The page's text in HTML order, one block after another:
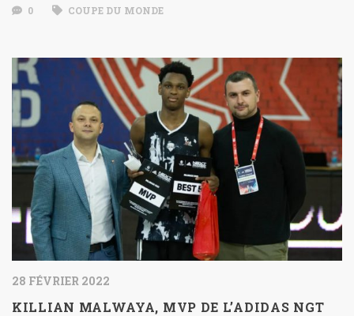
0 COUPE DU MONDE
28 FÉVRIER 2022
KILLIAN MALWAYA, MVP DE L’ADIDAS NGT